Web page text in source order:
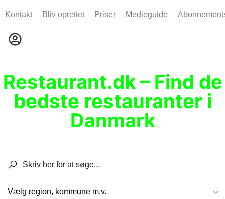
Kontakt Bliv oprettet Priser Medieguide
Restaurant.dk – Find de
bedste restauranter i
Danmark
Vælg region, kommune m.v.